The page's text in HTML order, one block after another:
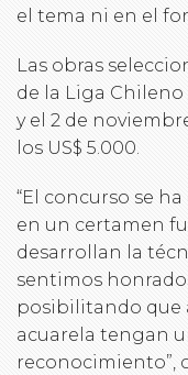
el tema ni en el
Las obras
de la Liga
y el 2 de
los US$ 5.000.
“El concurso se
en un certamen
desarrollan la
sentimos
posibilitando que
acuarela tengan
reconocimiento”,